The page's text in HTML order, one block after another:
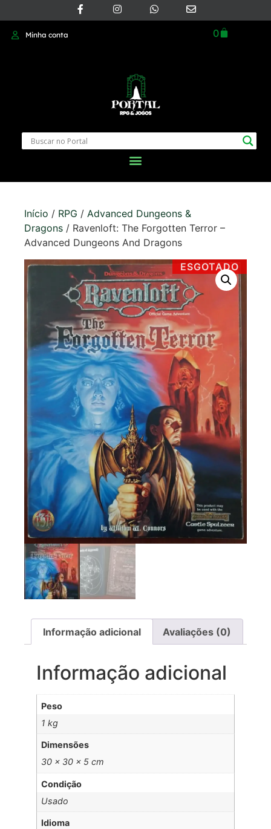
Minha conta 0
Início / RPG / Advanced Dungeons &
Dragons / Ravenloft: The Forgotten Terror –
Advanced Dungeons And Dragons
ESGOTADO
Informação adicional Avaliações (0)
Informação adicional
Peso
1 kg
Dimensões
30 × 30 × 5 cm
Condição
Usado
Idioma